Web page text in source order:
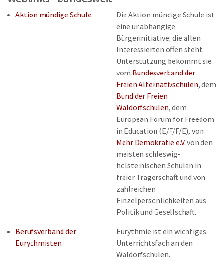
Aktion mündige Schule
Die Aktion mündige Schule ist
eine unabhängige
Bürgerinitiative, die allen
Interessierten offen steht.
Unterstützung bekommt sie
vom Bundesverband der
Freien Alternativschulen, dem
Bund der Freien
Waldorfschulen, dem
European Forum for Freedom
in Education (E/F/F/E), von
Mehr Demokratie e.V. von den
meisten schleswig-
holsteinischen Schulen in
freier Trägerschaft und von
zahlreichen
Einzelpersönlichkeiten aus
Politik und Gesellschaft.
Berufsverband der
Eurythmisten
Eurythmie ist ein wichtiges
Unterrichtsfach an den
Waldorfschulen.